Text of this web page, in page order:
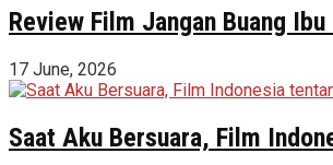
Review Film Jangan Buang
17 June, 2026
Saat Aku Bersuara, Film